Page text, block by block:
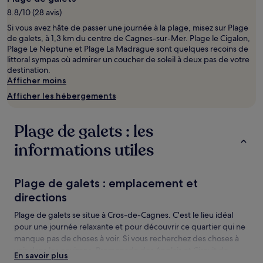
séjour
d’une
nuit
pour
2 adultes.
Les
prix
et
la
disponibilité
susceptibles
de
changer.
Des
peuvent
s’appliquer.
8.8/10 (28 avis)
Si vous avez hâte de passer une journée à la plage, misez sur Plage
de galets, à 1,3 km du centre de Cagnes-sur-Mer. Plage le Cigalon,
Plage Le Neptune et Plage La Madrague sont quelques recoins de
littoral sympas où admirer un coucher de soleil à deux pas de votre
destination.
Afficher moins
Afficher les hébergements
Plage de galets : les
informations utiles
Plage de galets : emplacement et
directions
Plage de galets se situe à Cros-de-Cagnes. C'est le lieu idéal
pour une journée relaxante et pour découvrir ce quartier qui ne
manque pas de choses à voir. Si vous recherchez des choses à
En savoir plus